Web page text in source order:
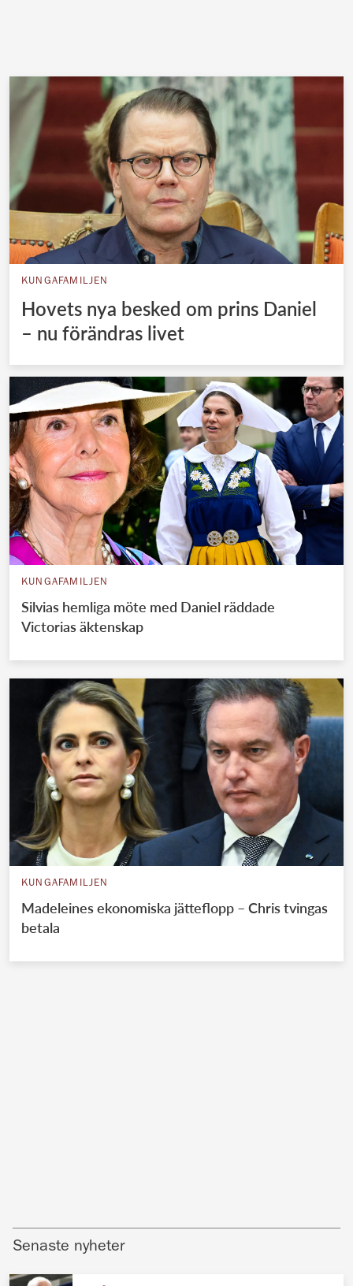
KUNGAFAMILJEN
Hovets nya besked om prins Daniel
– nu förändras livet
KUNGAFAMILJEN
Silvias hemliga möte med Daniel räddade
Victorias äktenskap
KUNGAFAMILJEN
Madeleines ekonomiska jätteflopp – Chris tvingas
betala
Senaste nyheter